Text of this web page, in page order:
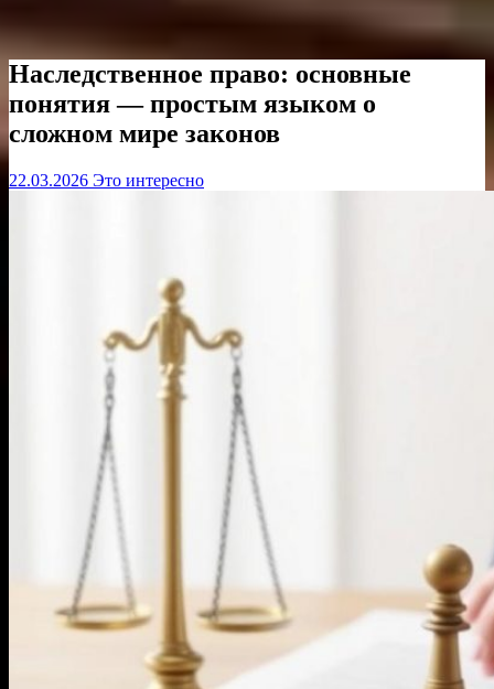
Наследственное право: основные
понятия — простым языком о
сложном мире законов
22.03.2026 Это интересно